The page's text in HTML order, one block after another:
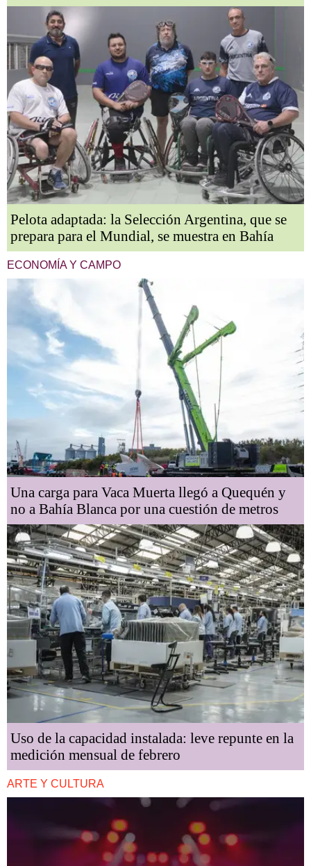
Pelota adaptada: la Selección Argentina, que se
prepara para el Mundial, se muestra en Bahía
ECONOMÍA Y CAMPO
Una carga para Vaca Muerta llegó a Quequén y
no a Bahía Blanca por una cuestión de metros
Uso de la capacidad instalada: leve repunte en la
medición mensual de febrero
ARTE Y CULTURA